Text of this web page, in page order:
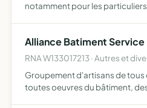
notamment pour les
pr…
Alliance Batiment Service
RNA W133017213 · Autres et
Groupement d'artisans de
toutes oeuvres du bâtiment,